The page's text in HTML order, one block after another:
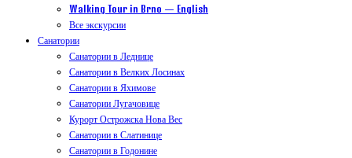
Walking Tour in Brno — English
Все экскурсии
Санатории
Санатории в Леднице
Санатории в Велких Лосинах
Санатории в Яхимове
Санатории Лугачовице
Курорт Острожска Нова Вес
Санатории в Слатинице
Санатории в Годонине